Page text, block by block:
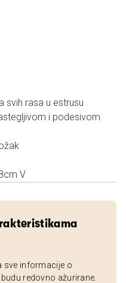
svih rasa u estrusu
i podesivom
V
sve informacije o
redovno ažurirane.